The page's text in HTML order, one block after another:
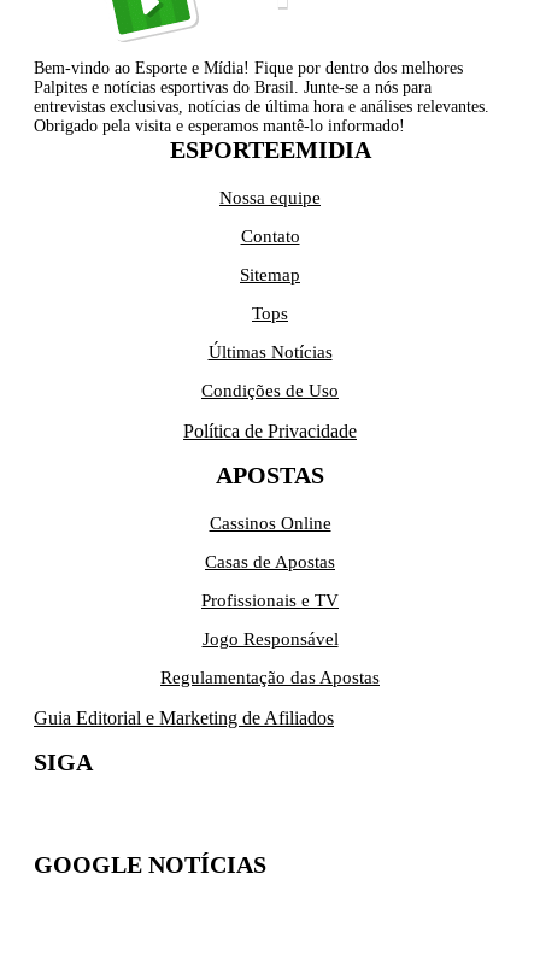
Bem-vindo ao Esporte e Mídia! Fique por dentro dos melhores
Palpites e notícias esportivas do Brasil. Junte-se a nós para
entrevistas exclusivas, notícias de última hora e análises relevantes.
Obrigado pela visita e esperamos mantê-lo informado!
ESPORTEEMIDIA
Nossa equipe
Contato
Sitemap
Tops
Últimas Notícias
Condições de Uso
Política de Privacidade
APOSTAS
Cassinos Online
Casas de Apostas
Profissionais e TV
Jogo Responsável
Regulamentação das Apostas
Guia Editorial e Marketing de Afiliados
SIGA
GOOGLE NOTÍCIAS